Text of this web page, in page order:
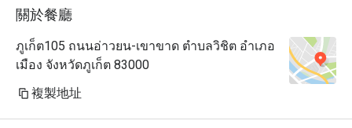
關於餐廳
ภูเก็ต105 ถนนอ่าวยน-เขาขาด ตำบลวิชิต อำเภอ
เมือง จังหวัดภูเก็ต 83000
複製地址